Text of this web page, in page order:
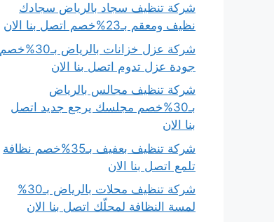
شركة تنظيف سجاد بالرياض سجادك
نظيف ومعقم بـ23%خصم اتصل بنا الان
شركة عزل خزانات بالرياض بـ30%خصم
جودة عزل تدوم اتصل بنا الان
شركة تنظيف مجالس بالرياض
بـ30%خصم مجلسك يرجع جديد اتصل
بنا الان
شركة تنظيف بعفيف بـ35%خصم نظافة
تلمع اتصل بنا الان
شركة تنظيف محلات بالرياض بـ30%
لمسة النظافة لمحلّك اتصل بنا الان